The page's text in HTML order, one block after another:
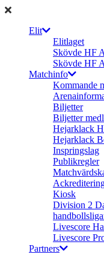
Elit
Elitlaget
Skövde HF
Skövde HF
Matchinfo
Kommande
Biljetter
Biljetter
Hejarklack
Hejarklack
Inspringslag
Publikregler
Kiosk
Division 2
Livescore
Livescore
Partners